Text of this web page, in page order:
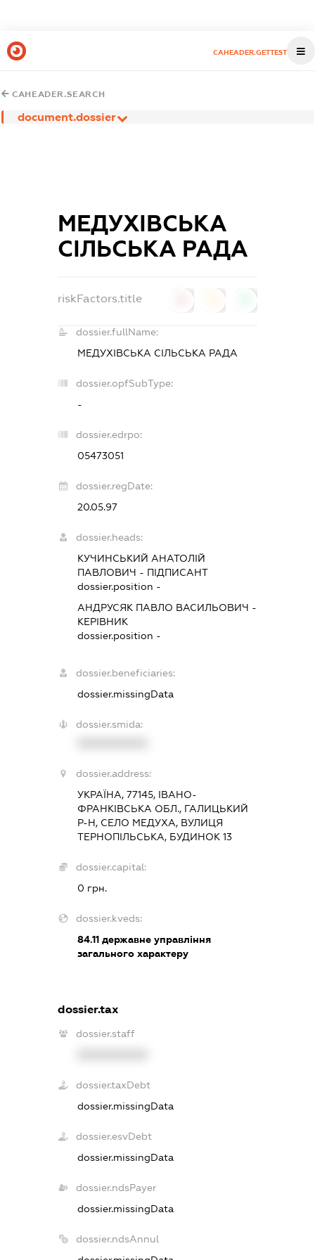
CAHEADER.GETTEST
CAHEADER.SEARCH
document.dossier
МЕДУХІВСЬКА
СІЛЬСЬКА РАДА
riskFactors.title
dossier.fullName:
МЕДУХІВСЬКА СІЛЬСЬКА РАДА
dossier.opfSubType:
-
dossier.edrpo:
05473051
dossier.regDate:
20.05.97
dossier.heads:
КУЧИНСЬКИЙ АНАТОЛІЙ
ПАВЛОВИЧ - ПІДПИСАНТ
dossier.position -
АНДРУСЯК ПАВЛО ВАСИЛЬОВИЧ -
КЕРІВНИК
dossier.position -
dossier.beneficiaries:
dossier.missingData
dossier.smida:
dossier.address:
УКРАЇНА, 77145, ІВАНО-
ФРАНКІВСЬКА ОБЛ., ГАЛИЦЬКИЙ
Р-Н, СЕЛО МЕДУХА, ВУЛИЦЯ
ТЕРНОПІЛЬСЬКА, БУДИНОК 13
dossier.capital:
0 грн.
dossier.kveds:
84.11 державне управління
загального характеру
dossier.tax
dossier.staff
dossier.taxDebt
dossier.missingData
dossier.esvDebt
dossier.missingData
dossier.ndsPayer
dossier.missingData
dossier.ndsAnnul